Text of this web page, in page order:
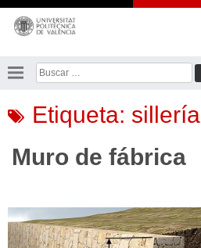
Saltar
contenido
Buscar:
Etiqueta: sillería
Muro de fábrica